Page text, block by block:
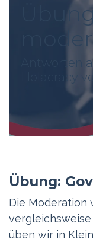
Antworten
Holacracy
Übung:
Die Moderation
üben wir in